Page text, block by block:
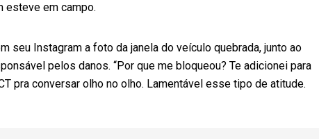
esteve em campo.
seu Instagram a foto da janela do veículo quebrada, junto ao
pelos danos. “Por que me bloqueou? Te adicionei para
pra conversar olho no olho. Lamentável esse tipo de atitude.